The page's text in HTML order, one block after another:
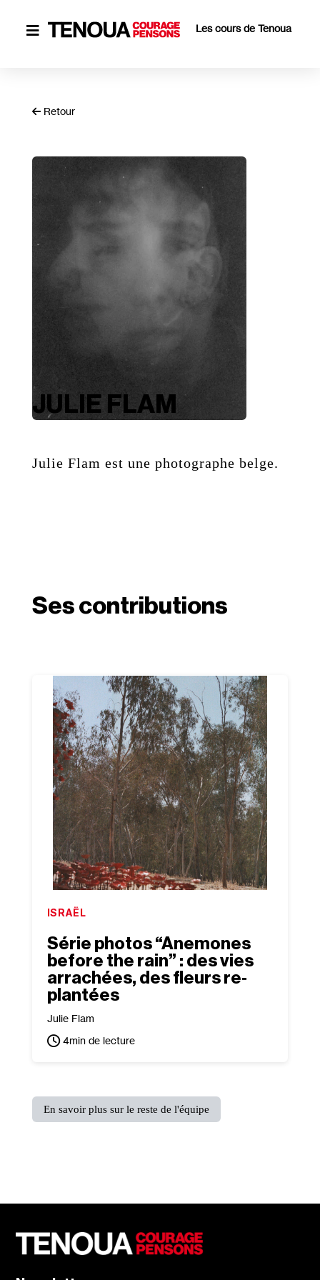
 Les cours de Tenoua
Retour
JULIE FLAM
Julie Flam est une photographe belge.
Ses contributions
ISRAËL
Série photos “Anemones
before the rain” : des vies
arrachées, des fleurs re‐
plantées
Julie Flam
4min de lecture
En savoir plus sur le reste de l'équipe